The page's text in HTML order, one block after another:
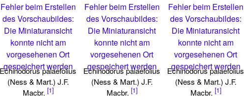
Fehler beim Erstellen
des Vorschaubildes:
Die Miniaturansicht
konnte nicht am
vorgesehenen Ort
gespeichert werden
Echinodorus palaefolius
(Ness & Mart.) J.F.
Macbr. [1]
Fehler beim Erstellen
des Vorschaubildes:
Die Miniaturansicht
konnte nicht am
vorgesehenen Ort
gespeichert werden
Echinodorus palaefolius
(Ness & Mart.) J.F.
Macbr. [1]
Fehler beim Erstellen
des Vorschaubildes:
Die Miniaturansicht
konnte nicht am
vorgesehenen Ort
gespeichert werden
Echinodorus palaefolius
(Ness & Mart.) J.F.
Macbr. [1]